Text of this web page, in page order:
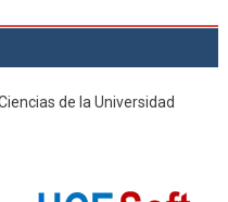
de la Universidad